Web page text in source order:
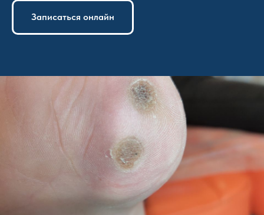
Записаться онлайн